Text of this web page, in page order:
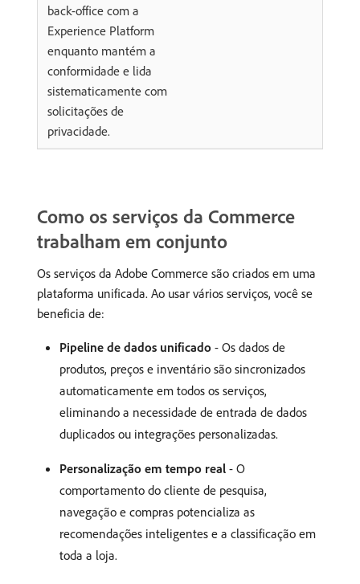
back-office com a
Experience Platform
enquanto mantém a
conformidade e lida
sistematicamente com
solicitações de
privacidade.
Como os serviços da Commerce
trabalham em conjunto
Os serviços da Adobe Commerce são criados em uma
plataforma unificada. Ao usar vários serviços, você se
beneficia de:
Pipeline de dados unificado - Os dados de
produtos, preços e inventário são sincronizados
automaticamente em todos os serviços,
eliminando a necessidade de entrada de dados
duplicados ou integrações personalizadas.
Personalização em tempo real - O
comportamento do cliente de pesquisa,
navegação e compras potencializa as
recomendações inteligentes e a classificação em
toda a loja.